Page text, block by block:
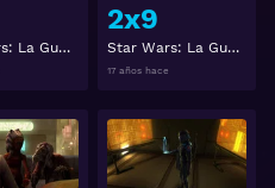
Star Wars: La Guerra de los Clones 2x8
2x9
Star Wars: La Guerra de los Clones 2x9
17 años hace
Ver